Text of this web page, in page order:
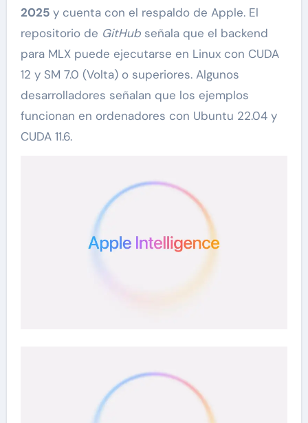
2025 y cuenta con el respaldo de Apple. El
repositorio de GitHubseñala que el backend
para MLX puede ejecutarse en Linux con CUDA
12 y SM 7.0 (Volta) o superiores. Algunos
desarrolladores señalan que los ejemplos
funcionan en ordenadores con Ubuntu 22.04 y
CUDA 11.6.